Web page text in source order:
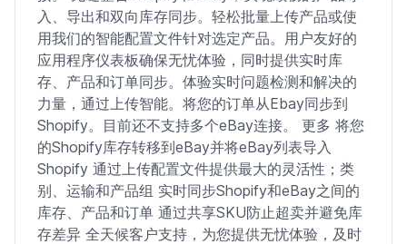
入、导出和双向库存同步。轻松批量上传产品或使
用我们的智能配置文件针对选定产品。用户友好的
应用程序仪表板确保无忧体验，同时提供实时库
存、产品和订单同步。体验实时问题检测和解决的
力量，通过上传智能。将您的订单从Ebay同步到
Shopify。目前还不支持多个eBay连接。 更多 将您
的Shopify库存转移到eBay并将eBay列表导入
Shopify 通过上传配置文件提供最大的灵活性；类
别、运输和产品组 实时同步Shopify和eBay之间的
库存、产品和订单 通过共享SKU防止超卖并避免库
存差异 全天候客户支持，为您提供无忧体验，及时